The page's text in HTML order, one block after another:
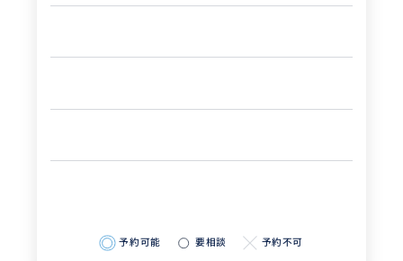
予約可能 要相談 予約不可